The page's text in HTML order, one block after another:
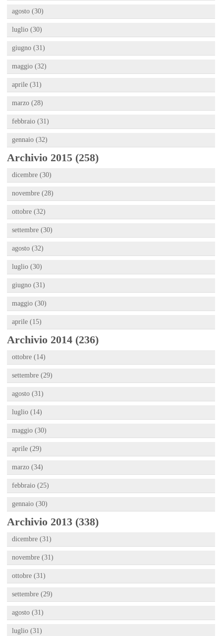
agosto (30)
luglio (30)
giugno (31)
maggio (32)
aprile (31)
marzo (28)
febbraio (31)
gennaio (32)
Archivio 2015 (258)
dicembre (30)
novembre (28)
ottobre (32)
settembre (30)
agosto (32)
luglio (30)
giugno (31)
maggio (30)
aprile (15)
Archivio 2014 (236)
ottobre (14)
settembre (29)
agosto (31)
luglio (14)
maggio (30)
aprile (29)
marzo (34)
febbraio (25)
gennaio (30)
Archivio 2013 (338)
dicembre (31)
novembre (31)
ottobre (31)
settembre (29)
agosto (31)
luglio (31)